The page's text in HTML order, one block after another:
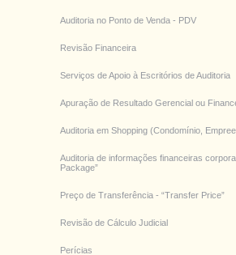
Auditoria no Ponto de Venda - PDV
Revisão Financeira
Serviços de Apoio à Escritórios de Auditoria
Apuração de Resultado Gerencial ou
Auditoria em Shopping (Condomínio,
Auditoria de informações financeiras
Package”
Preço de Transferência - “Transfer Price”
Revisão de Cálculo Judicial
Perícias